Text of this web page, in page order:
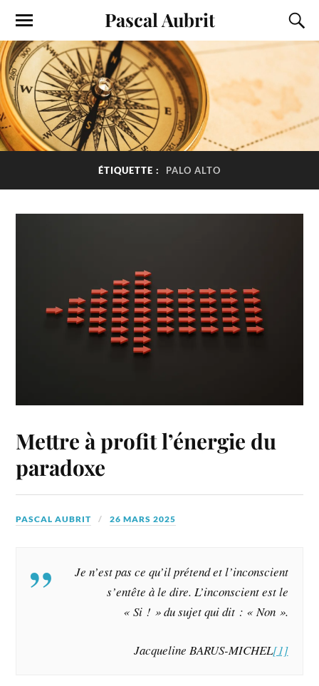
Pascal Aubrit
ÉTIQUETTE : PALO ALTO
Mettre à profit l’énergie du
paradoxe
PASCAL AUBRIT 26 MARS 2025
Je n’est pas ce qu’il prétend et l’inconscient
s’entête à le dire. L’inconscient est le
« Si ! » du sujet qui dit : « Non ».
Jacqueline BARUS-MICHEL[1]